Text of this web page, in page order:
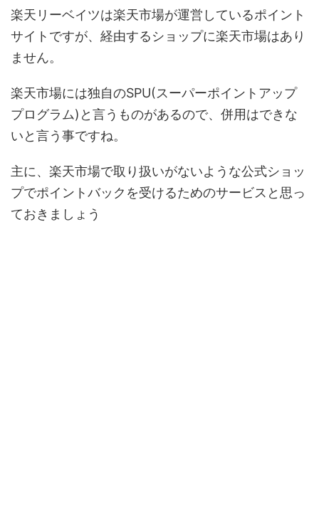
楽天リーベイツは楽天市場が運営しているポイント
サイトですが、経由するショップに楽天市場はあり
ません。
楽天市場には独自のSPU(スーパーポイントアップ
プログラム)と言うものがあるので、併用はできな
いと言う事ですね。
主に、楽天市場で取り扱いがないような公式ショッ
プでポイントバックを受けるためのサービスと思っ
ておきましょう